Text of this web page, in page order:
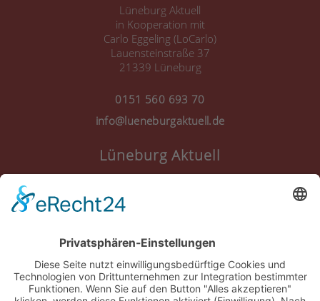
Lüneburg Aktuell
in Kooperation mit
Carlo Eggeling (LoCarlo)
Lauensteinstraße 37
21339 Lüneburg
0151 560 693 70
info@lueneburgaktuell.de
Lüneburg Aktuell
Nutzungsbedingungen
Über Uns